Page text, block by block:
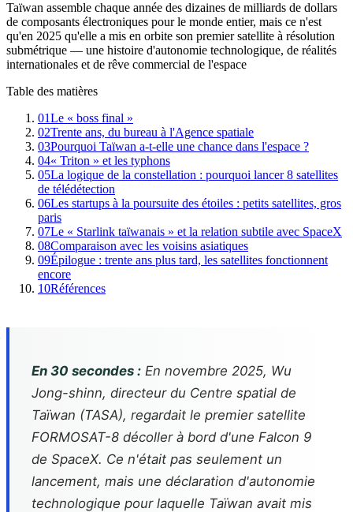
Taïwan assemble chaque année des dizaines de milliards de dollars
de composants électroniques pour le monde entier, mais ce n'est
qu'en 2025 qu'elle a mis en orbite son premier satellite à résolution
submétrique — une histoire d'autonomie technologique, de réalités
internationales et de rêve commercial de l'espace
Table des matières
01Le « boss final »
02Trente ans, du bureau à l'Agence spatiale
03Pourquoi Taïwan a-t-elle une chance dans l'espace ?
04« Triton » et les typhons
05La logique de la constellation : pourquoi lancer 8 satellites
de télédétection
06Les startups à la poursuite des étoiles : petits satellites, gros
paris
07Le « Starlink taïwanais » et la relation subtile avec SpaceX
08Comparaison avec les voisins asiatiques
09Épilogue : trente ans plus tard, les satellites fonctionnent
encore
10Références
En 30 secondes : En novembre 2025, Wu
Jong-shinn, directeur du Centre spatial de
Taïwan (TASA), regardait le premier satellite
FORMOSAT-8 décoller à bord d'une Falcon 9
de SpaceX. Ce n'était pas seulement un
lancement, mais une déclaration d'autonomie
technologique pour laquelle Taïwan avait mis